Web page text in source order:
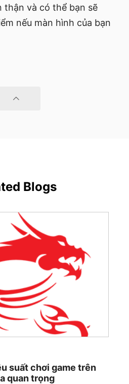
thận và có thể bạn sẽ
nếu màn hình của bạn
Blogs
suất chơi game trên
quan trọng